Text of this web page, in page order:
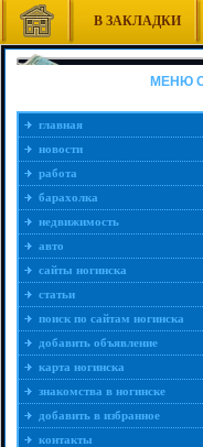
В ЗАКЛАДКИ
МЕНЮ
главная
новости
работа
барахолка
недвижимость
авто
сайты ногинска
статьи
поиск по сайтам ногинска
добавить объявление
карта ногинска
знакомства в ногинске
добавить в избранное
контакты